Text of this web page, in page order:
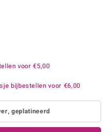
voor€5,00
bijbestellen voor €6,00
geplatineerd